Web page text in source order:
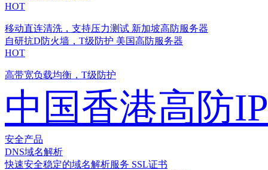
HOT
移动直连清洗，支持压力测试 新加坡高防服务器
自研抗D防火墙，T级防护 美国高防服务器
HOT
高带宽负载均衡，T级防护
中国香港高防IP
安全产品
DNS域名解析
快速安全稳定的域名解析服务 SSL证书